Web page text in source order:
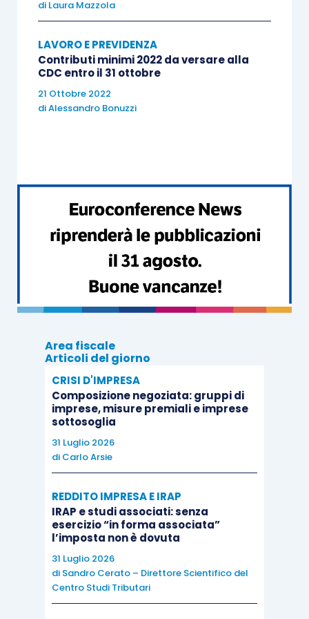
Pertanto, lealiquotedovute per la contribuzione
allaGestione Separata
complessivamente fissate come segue:
Soggetti non assicurati
presso altre forme
pensionistiche obbligatorie
25,72%
Soggetti titolari di
pensione o provvisti di
obbligatoria
24%
Collaboratori e figure
assimilate
Soggetti non assicurati
presso altre forme
pensionistiche obbligatorie
per i quali è prevista la
contribuzione aggiuntiva
DIS-COLL
di Laura Mazzola
LAVORO E PREVIDENZA
Contributi minimi 2022 da versare alla
CDC entro il 31 ottobre
21 Ottobre 2022
diAlessandro Bonuzzi
Area fiscale
Articoli del giorno
CRISI D'IMPRESA
Composizione negoziata: gruppi di
imprese, misure premiali e imprese
sottosoglia
31 Luglio 2026
di Carlo Arsie
REDDITO IMPRESA E IRAP
IRAP e studi associati: senza
esercizio “in forma associata”
l’imposta non è dovuta
31 Luglio 2026
di Sandro Cerato – Direttore Scientifico del
Centro Studi Tributari